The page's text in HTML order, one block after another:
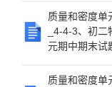
质量和密度单
_4-4-3、初
元期中期末试
质量和密度单